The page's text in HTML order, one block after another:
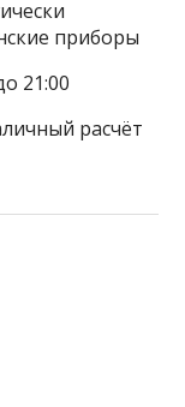
приборы
21:00
расчёт